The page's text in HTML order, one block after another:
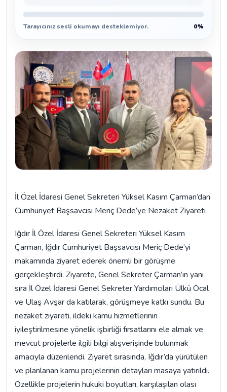
Tarayıcınız sesli okumayı desteklemiyor. 0%
İl Özel İdaresi Genel Sekreteri Yüksel Kasım Çarman’dan
Cumhuriyet Başsavcısı Meriç Dede’ye Nezaket Ziyareti
Iğdır İl Özel İdaresi Genel Sekreteri Yüksel Kasım
Çarman, Iğdır Cumhuriyet Başsavcısı Meriç Dede’yi
makamında ziyaret ederek önemli bir görüşme
gerçekleştirdi. Ziyarete, Genel Sekreter Çarman’ın yanı
sıra İl Özel İdaresi Genel Sekreter Yardımcıları Ülkü Öcal
ve Ulaş Avşar da katılarak, görüşmeye katkı sundu. Bu
nezaket ziyareti, ildeki kamu hizmetlerinin
iyileştirilmesine yönelik işbirliği fırsatlarını ele almak ve
mevcut projelerle ilgili bilgi alışverişinde bulunmak
amacıyla düzenlendi. Ziyaret sırasında, Iğdır’da yürütülen
ve planlanan kamu projelerinin detayları masaya yatırıldı.
Özellikle projelerin hukuki boyutları, karşılaşılan olası